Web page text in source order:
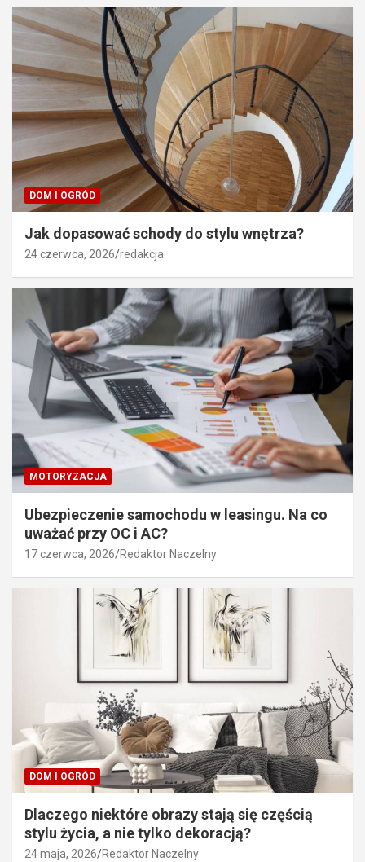
DOM I OGRÓD
Jak dopasować schody do stylu wnętrza?
24 czerwca, 2026 redakcja
MOTORYZACJA
Ubezpieczenie samochodu w leasingu. Na co
uważać przy OC i AC?
17 czerwca, 2026 Redaktor Naczelny
DOM I OGRÓD
Dlaczego niektóre obrazy stają się częścią
stylu życia, a nie tylko dekoracją?
24 maja, 2026 Redaktor Naczelny